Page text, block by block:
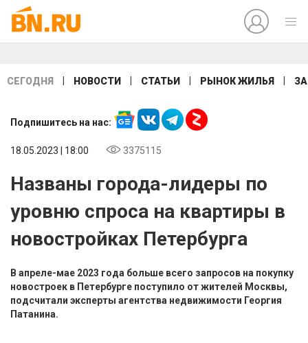
СЕГОДНЯ НОВОСТИ СТАТЬИ РЫНОК ЖИЛЬЯ
Подпишитесь на нас:
18.05.2023 | 18:00 3375115
Названы города-лидеры по
уровню спроса на квартиры в
новостройках Петербурга
В апреле-мае 2023 года больше всего запросов на покупку
новостроек в Петербурге поступило от жителей Москвы,
подсчитали эксперты агентства недвижимости Георгия
Патанина.